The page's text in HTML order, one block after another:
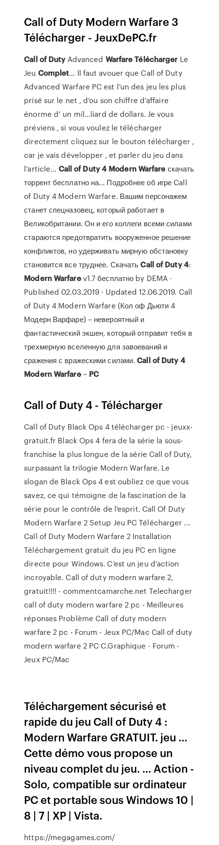
Call of Duty Modern Warfare 3
Télécharger - JeuxDePC.fr
Call of DutyAdvanced Warfare Télécharger Le
Jeu Complet… Il faut avouer que Call of Duty
Advanced Warfare PC est l’un des jeu les plus
prisé sur le net , d’ou son chiffre d’affaire
énorme d’ un mil...liard de dollars. Je vous
préviens , si vous voulez le télécharger
directement cliquez sur le bouton télécharger ,
car je vais développer , et parler du jeu dans
l’article... Callof Duty4 Modern Warfare скачать
торрент бесплатно на… Подробнее об игре Call
of Duty 4 Modern Warfare. Вашим персонажем
станет спецназовец, который работает в
Великобритании. Он и его коллеги всеми силами
стараются предотвратить вооруженное решение
конфликтов, но удерживать мирную обстановку
становится все труднее. СкачатьCallof Duty 4:
ModernWarfarev1.7 бесплатно by DEMA ·
Published 02.03.2019 · Updated 12.06.2019. Call
of Duty 4 Modern Warfare (Кол оф Дьюти 4
Модерн Варфаре) – невероятный и
фантастический экшен, который отправит тебя в
трехмерную вселенную для завоеваний и
сражения с вражескими силами.Call of Duty 4
ModernWarfare– PC
Call of Duty 4 - Télécharger
Call of Duty Black Ops 4 télécharger pc - jeuxx-
gratuit.fr Black Ops 4 fera de la série la sous-
franchise la plus longue de la série Call of Duty,
surpassant la trilogie Modern Warfare. Le
slogan de Black Ops 4 est oubliez ce que vous
savez, ce qui témoigne de la fascination de la
série pour le contrôle de l’esprit. Call Of Duty
Modern Warfare 2 Setup Jeu PC Télécharger ...
Call of Duty Modern Warfare 2 Installation
Téléchargement gratuit du jeu PC en ligne
directe pour Windows. C’est un jeu d’action
incroyable. Call of duty modern warfare 2,
gratuit!!!! - commentcamarche.net Telecharger
call of duty modern warfare 2 pc - Meilleures
réponses Problème Call of duty modern
warfare 2 pc - Forum - Jeux PC/Mac Call of duty
modern warfare 2 PC C.Graphique - Forum -
Jeux PC/Mac
Téléchargement sécurisé et
rapide du jeu Call of Duty 4 :
Modern Warfare GRATUIT. jeu ...
Cette démo vous propose un
niveau complet du jeu. ... Action -
Solo, compatible sur ordinateur
PC et portable sous Windows 10 |
8 | 7 | XP | Vista.
https://megagames.com/